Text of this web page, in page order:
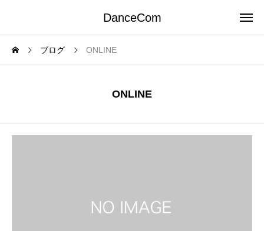
DanceCom
ブログ ONLINE
ONLINE